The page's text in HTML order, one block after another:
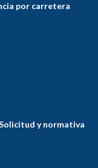
por carretera
y normativa